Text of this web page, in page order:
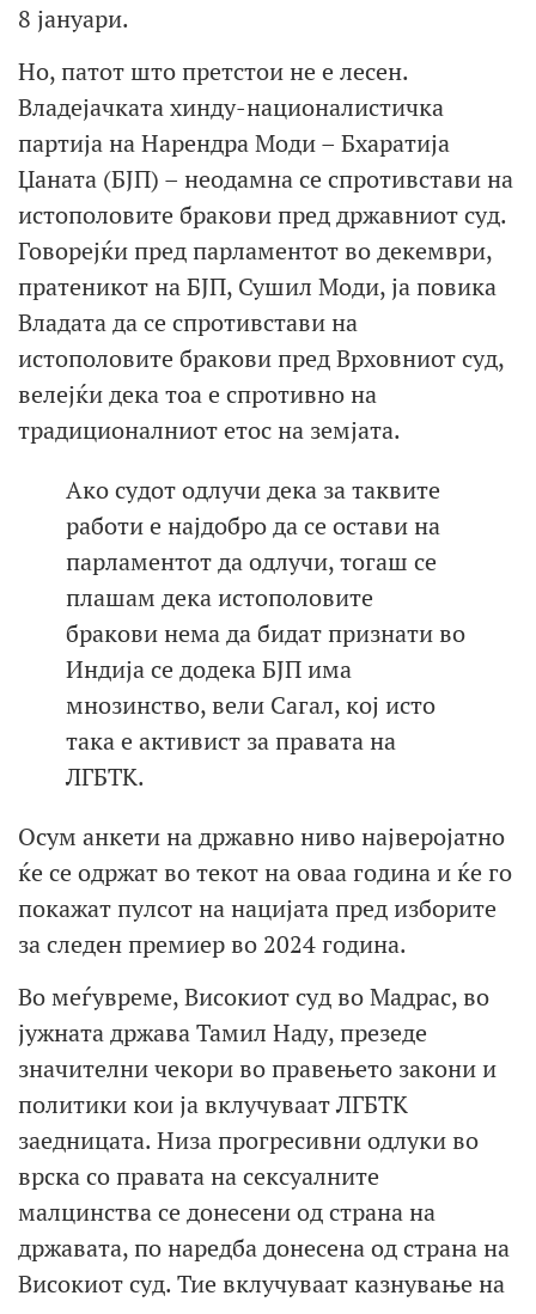
8 јануари.
Но, патот што претстои не е лесен.
Владејачката хинду-националистичка
партија на Нарендра Моди – Бхаратија
Џаната (БЈП) – неодамна се спротивстави на
истополовите бракови пред државниот суд.
Говорејќи пред парламентот во декември,
пратеникот на БЈП, Сушил Моди, ја повика
Владата да се спротивстави на
истополовите бракови пред Врховниот суд,
велејќи дека тоа е спротивно на
традиционалниот етос на земјата.
Ако судот одлучи дека за таквите
работи е најдобро да се остави на
парламентот да одлучи, тогаш се
плашам дека истополовите
бракови нема да бидат признати во
Индија се додека БЈП има
мнозинство, вели Сагал, кој исто
така е активист за правата на
ЛГБТК.
Осум анкети на државно ниво најверојатно
ќе се одржат во текот на оваа година и ќе го
покажат пулсот на нацијата пред изборите
за следен премиер во 2024 година.
Во меѓувреме, Високиот суд во Мадрас, во
јужната држава Тамил Наду, презеде
значителни чекори во правењето закони и
политики кои ја вклучуваат ЛГБТК
заедницата. Низа прогресивни одлуки во
врска со правата на сексуалните
малцинства се донесени од страна на
државата, по наредба донесена од страна на
Високиот суд. Тие вклучуваат казнување на